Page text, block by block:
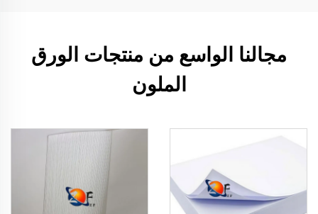
مجالنا الواسع من منتجات الورق
الملون